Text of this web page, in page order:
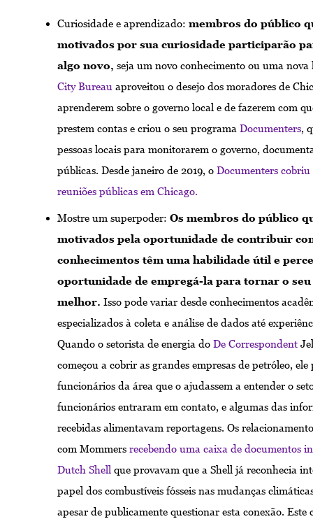
Curiosidade e aprendizado: membros do público
motivados por sua curiosidade participarão
algo novo, seja um novo conhecimento ou uma
City Bureau aproveitou o desejo dos moradores de
aprenderem sobre o governo local e de fazerem com
prestem contas e criou o seu programa Documenters,
pessoas locais para monitorarem o governo,
públicas. Desde janeiro de 2019, o Documenters cobriu
reuniões públicas em Chicago.
Mostre um superpoder: Os membros do público
motivados pela oportunidade de contribuir
conhecimentos têm uma habilidade útil e
oportunidade de empregá-la para tornar o
melhor. Isso pode variar desde conhecimentos
especializados à coleta e análise de dados até
Quando o setorista de energia do De Correspondent
começou a cobrir as grandes empresas de petróleo, ele
funcionários da área que o ajudassem a entender o
funcionários entraram em contato, e algumas das
recebidas alimentavam reportagens. Os
com Mommers recebendo uma caixa de documentos
Dutch Shell que provavam que a Shell já reconhecia
papel dos combustíveis fósseis nas mudanças
apesar de publicamente questionar esta conexão. Este